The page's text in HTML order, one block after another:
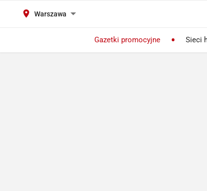
Warszawa
Gazetki promocyjne Sieci